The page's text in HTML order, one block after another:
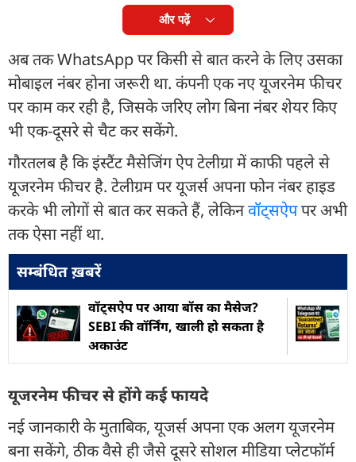
और पढ़ें
अब तक WhatsApp पर किसी से बात करने के लिए उसका
मोबाइल नंबर होना जरूरी था. कंपनी एक नए यूजरनेम फीचर
पर काम कर रही है, जिसके जरिए लोग बिना नंबर शेयर किए
भी एक-दूसरे से चैट कर सकेंगे.
गौरतलब है कि इंस्टैंट मैसेजिंग ऐप टेलीग्रा में काफी पहले से
यूजरनेम फीचर है. टेलीग्रम पर यूजर्स अपना फोन नंबर हाइड
करके भी लोगों से बात कर सकते हैं, लेकिनवॉट्सऐपपर अभी
तक ऐसा नहीं था.
सम्बंधित ख़बरें
वॉट्सऐप पर आया बॉस का मैसेज?
SEBI की वॉर्निंग, खाली हो सकता है
अकाउंट
यूजरनेम फीचर से होंगे कई फायदे
नई जानकारी के मुताबिक, यूजर्स अपना एक अलग यूजरनेम
बना सकेंगे, ठीक वैसे ही जैसे दूसरे सोशल मीडिया प्लेटफॉर्म